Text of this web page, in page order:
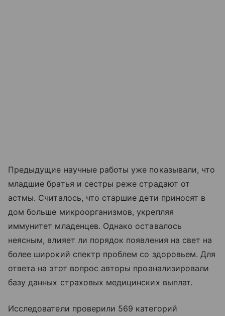
Предыдущие научные работы уже показывали, что
младшие братья и сестры реже страдают от
астмы. Считалось, что старшие дети приносят в
дом больше микроорганизмов, укрепляя
иммунитет младенцев. Однако оставалось
неясным, влияет ли порядок появления на свет на
более широкий спектр проблем со здоровьем. Для
ответа на этот вопрос авторы проанализировали
базу данных страховых медицинских выплат.
Исследователи проверили 569 категорий